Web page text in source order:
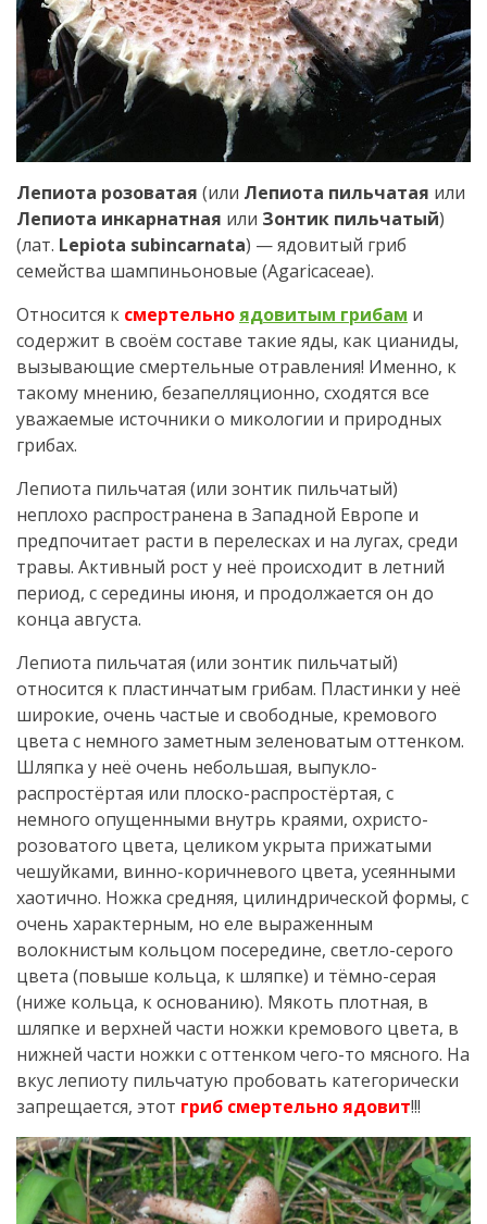
Лепиота розоватая (или Лепиота пильчатая или
Лепиота инкарнатная или Зонтик пильчатый)
(лат. Lepiota subincarnata) — ядовитый гриб
семейства шампиньоновые (Agaricaceae).
Относится к смертельноядовитым грибам и
содержит в своём составе такие яды, как цианиды,
вызывающие смертельные отравления! Именно, к
такому мнению, безапелляционно, сходятся все
уважаемые источники о микологии и природных
грибах.
Лепиота пильчатая (или зонтик пильчатый)
неплохо распространена в Западной Европе и
предпочитает расти в перелесках и на лугах, среди
травы. Активный рост у неё происходит в летний
период, с середины июня, и продолжается он до
конца августа.
Лепиота пильчатая (или зонтик пильчатый)
относится к пластинчатым грибам. Пластинки у неё
широкие, очень частые и свободные, кремового
цвета с немного заметным зеленоватым оттенком.
Шляпка у неё очень небольшая, выпукло-
распростёртая или плоско-распростёртая, с
немного опущенными внутрь краями, охристо-
розоватого цвета, целиком укрыта прижатыми
чешуйками, винно-коричневого цвета, усеянными
хаотично. Ножка средняя, цилиндрической формы, с
очень характерным, но еле выраженным
волокнистым кольцом посередине, светло-серого
цвета (повыше кольца, к шляпке) и тёмно-серая
(ниже кольца, к основанию). Мякоть плотная, в
шляпке и верхней части ножки кремового цвета, в
нижней части ножки с оттенком чего-то мясного. На
вкус лепиоту пильчатую пробовать категорически
запрещается, этот гриб смертельно ядовит!!!